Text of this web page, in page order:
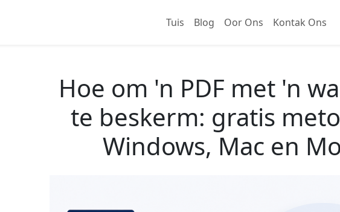
Tuis Blog Oor Ons Kontak Ons
Hoe om 'n PDF met 'n
te beskerm: gratis
Windows, Mac en